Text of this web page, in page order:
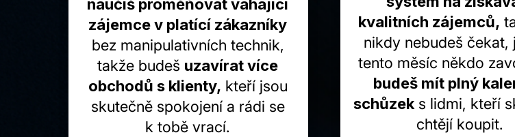
naučíš proměňovat váhající
zájemce v platící zákazníky
bez manipulativních technik,
takže budeš uzavírat více
obchodů s klienty, kteří jsou
skutečně spokojení a rádi se
k tobě vrací.
kvalitních zájemců,
nikdy nebudeš čekat,
tento měsíc někdo
budeš mít plný
schůzeks lidmi, kteří
chtějí koupit.